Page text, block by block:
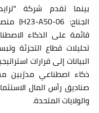
بينما تقدم شركة
الجناح: H23-A50-06
)
قائمة على الذكاء
تحليلات قطاع التجزئة
البيانات إلى قرارات
ذكاء اصطناعي مدرّبين
صناديق رأس المال
والولايات المتحدة.